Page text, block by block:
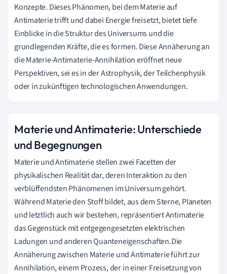
Konzepte. Dieses Phänomen, bei dem Materie auf
Antimaterie trifft und dabei Energie freisetzt, bietet tiefe
Einblicke in die Struktur des Universums und die
grundlegenden Kräfte, die es formen. Diese Annäherung an
die Materie-Antimaterie-Annihilation eröffnet neue
Perspektiven, sei es in der Astrophysik, der Teilchenphysik
oder in zukünftigen technologischen Anwendungen.
Materie und Antimaterie: Unterschiede
und Begegnungen
Materie und Antimaterie stellen zwei Facetten der
physikalischen Realität dar, deren Interaktion zu den
verblüffendsten Phänomenen im Universum gehört.
Während Materie den Stoff bildet, aus dem Sterne, Planeten
und letztlich auch wir bestehen, repräsentiert Antimaterie
das Gegenstück mit entgegengesetzten elektrischen
Ladungen und anderen Quanteneigenschaften.Die
Annäherung zwischen Materie und Antimaterie führt zur
Annihilation, einem Prozess, der in einer Freisetzung von